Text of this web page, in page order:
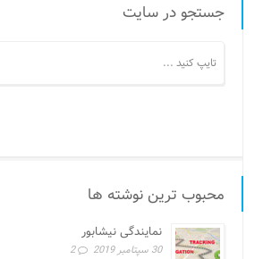
جستجو در سایت
محبوب ترین نوشته ها
نمایندگی نیشابور
30 سپتامبر 2019 2